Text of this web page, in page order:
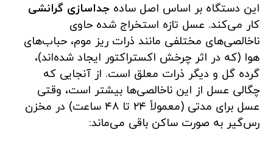
این دستگاه بر اساس اصل سادهجداسازی گرانشی
کار می‌کند. عسل تازه استخراج شده حاوی
ناخالصی‌های مختلفی مانند ذرات ریز موم، حباب‌های
هوا (که در اثر چرخش اکستراکتور ایجاد شده‌اند)،
گرده گل و دیگر ذرات معلق است. از آنجایی که
چگالی عسل از این ناخالصی‌ها بیشتر است، وقتی
عسل برای مدتی (معمولاً ۲۴ تا ۴۸ ساعت) در مخزن
رس‌گیر به صورت ساکن باقی می‌ماند: